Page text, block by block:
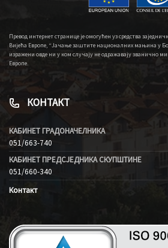
Превод интернет странице је омогућен уз средства
Вијећа Европе, “Јачање заштите националних мањина у
изражени овде ни у ком случају не одражавају званично
Европе.
КОНТАКТ
КАБИНЕТ ГРАДОНАЧЕЛНИКА
051/663-740
КАБИНЕТ ПРЕДСЈЕДНИКА СКУПШТИНЕ
051/660-340
Контакт